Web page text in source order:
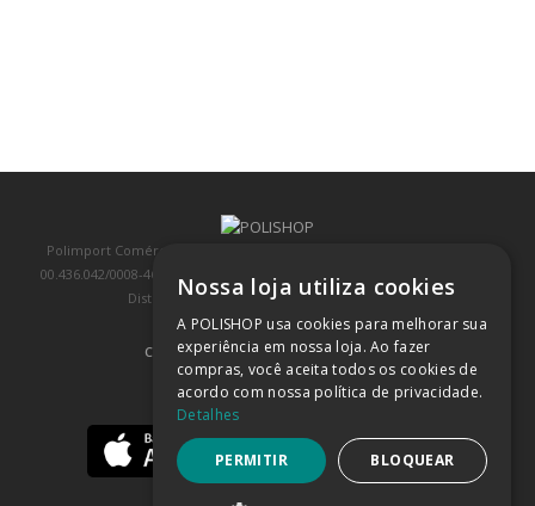
Polimport Comércio e Exportação LTDA, inscrita no CNPJ/MF sob o nº
00.436.042/0008-46, IE 407.458.707.103, com sede na Rua Kanebo, nº 175,
Distrito Industrial, Jundiaí/SP, CEP: 13213-090
COMPRA 100% SEGURA (SAIBA MAIS)
BAIXE NOSSO APP
Nossa loja utiliza cookies
A POLISHOP usa cookies para melhorar sua
experiência em nossa loja. Ao fazer
compras, você aceita todos os cookies de
acordo com nossa política de privacidade.
Detalhes
PERMITIR BLOQUEAR